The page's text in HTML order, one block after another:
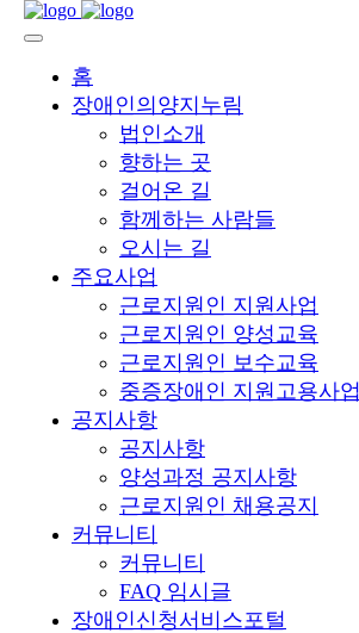
홈
장애인의양지누림
법인소개
향하는 곳
걸어온 길
함께하는 사람들
오시는 길
주요사업
근로지원인 지원사업
근로지원인 양성교육
근로지원인 보수교육
중증장애인 지원고용사업
공지사항
공지사항
양성과정 공지사항
근로지원인 채용공지
커뮤니티
커뮤니티
FAQ 임시글
장애인신청서비스포털